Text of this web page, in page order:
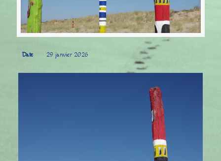
Date 29 janvier 2026